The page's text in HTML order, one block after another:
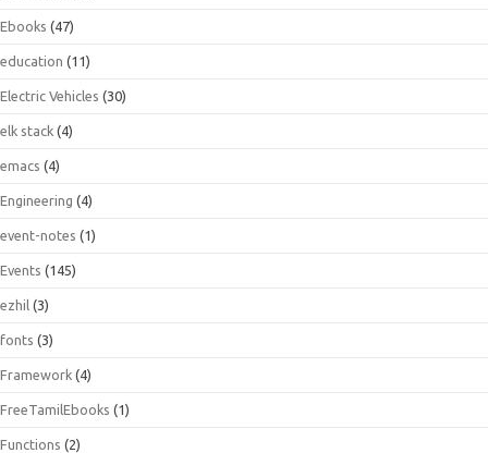
Ebooks (47)
education (11)
Electric Vehicles (30)
elk stack (4)
emacs (4)
Engineering (4)
event-notes (1)
Events (145)
ezhil (3)
fonts (3)
Framework (4)
FreeTamilEbooks (1)
Functions (2)